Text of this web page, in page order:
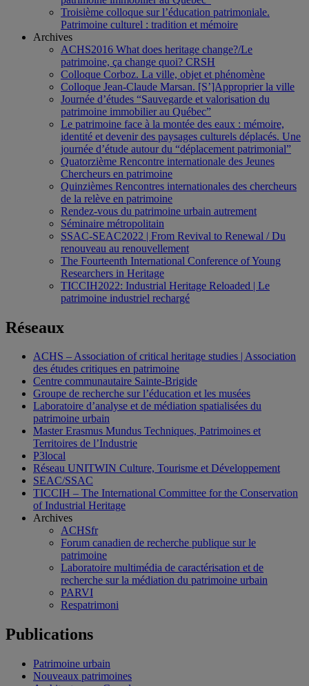
Troisième colloque sur l’éducation patrimoniale.
Patrimoine culturel : tradition et mémoire
Archives
ACHS2016 What does heritage change?/Le
patrimoine, ça change quoi? CRSH
Colloque Corboz. La ville, objet et phénomène
Colloque Jean-Claude Marsan. [S’]Approprier la ville
Journée d’études “Sauvegarde et valorisation du
patrimoine immobilier au Québec”
Le patrimoine face à la montée des eaux : mémoire,
identité et devenir des paysages culturels déplacés. Une
journée d’étude autour du “déplacement patrimonial”
Quatorzième Rencontre internationale des Jeunes
Chercheurs en patrimoine
Quinzièmes Rencontres internationales des chercheurs
de la relève en patrimoine
Rendez-vous du patrimoine urbain autrement
Séminaire métropolitain
SSAC-SEAC2022 | From Revival to Renewal / Du
renouveau au renouvellement
The Fourteenth International Conference of Young
Researchers in Heritage
TICCIH2022: Industrial Heritage Reloaded | Le
patrimoine industriel rechargé
Réseaux
ACHS – Association of critical heritage studies | Association
des études critiques en patrimoine
Centre communautaire Sainte-Brigide
Groupe de recherche sur l’éducation et les musées
Laboratoire d’analyse et de médiation spatialisées du
patrimoine urbain
Master Erasmus Mundus Techniques, Patrimoines et
Territoires de l’Industrie
P3local
Réseau UNITWIN Culture, Tourisme et Développement
SEAC/SSAC
TICCIH – The International Committee for the Conservation
of Industrial Heritage
Archives
ACHSfr
Forum canadien de recherche publique sur le
patrimoine
Laboratoire multimédia de caractérisation et de
recherche sur la médiation du patrimoine urbain
PARVI
Respatrimoni
Publications
Patrimoine urbain
Nouveaux patrimoines